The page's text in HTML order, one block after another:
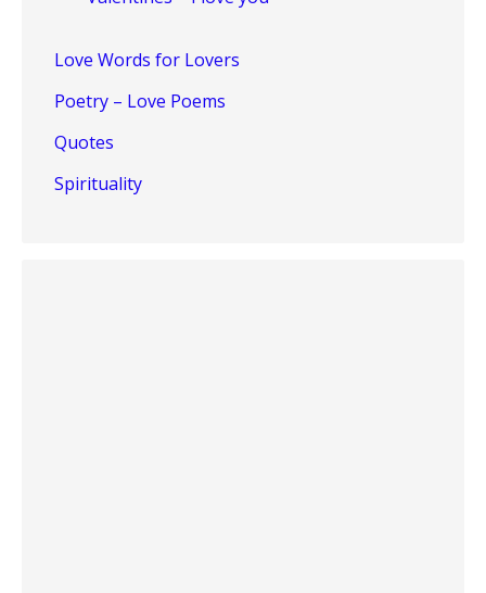
Love Words for Lovers
Poetry – Love Poems
Quotes
Spirituality